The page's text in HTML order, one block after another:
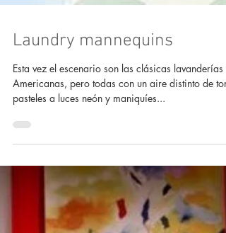
Laundry mannequins
Esta vez el escenario son las clásicas lavanderías
Americanas, pero todas con un aire distinto de
pasteles a luces neón y maniquíes...